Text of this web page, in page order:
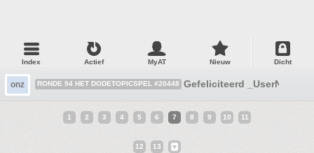
Index Actief MyAT Nieuw Dicht
onz RONDE 94 HET DODETOPICSPEL #20448 Gefeliciteerd _UserName_
1 2 3 4 5 6 7 8 9 10 11
12 13